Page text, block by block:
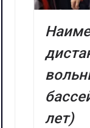
лет)